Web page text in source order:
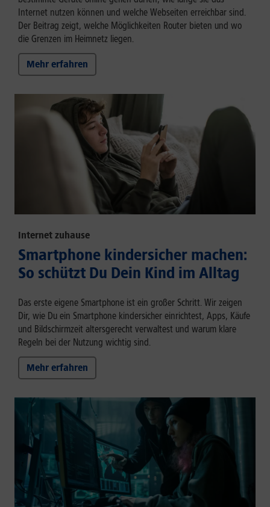
Internet nutzen können und welche Webseiten erreichbar sind.
Der Beitrag zeigt, welche Möglichkeiten Router bieten und wo
die Grenzen im Heimnetz liegen.
Mehr erfahren
Internet zuhause
Smartphone kindersicher machen:
So schützt Du Dein Kind im Alltag
Das erste eigene Smartphone ist ein großer Schritt. Wir zeigen
Dir, wie Du ein Smartphone kindersicher einrichtest, Apps, Käufe
und Bildschirmzeit altersgerecht verwaltest und warum klare
Regeln bei der Nutzung wichtig sind.
Mehr erfahren